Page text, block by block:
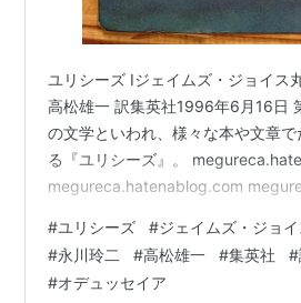
ユリシーズ Ⅰジェイムズ・ジョイス
高松雄一 訳集英社1996年6月16日
の文学といわれ、様々な本や文章で
る『ユリシーズ』。
megureca.hatenablog.com
ィアの説明を引用すれば、 ”『ユリ
Ulysses）は、アイルランドの作家
の小説。当初アメリカの雑誌『リト
#ユリシーズ #ジェイムズ・ジョイ
#永川玲二 #高松雄一 #集英社 #
#オデュッセイア